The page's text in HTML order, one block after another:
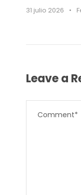
31 julio 2026 •
Leave a